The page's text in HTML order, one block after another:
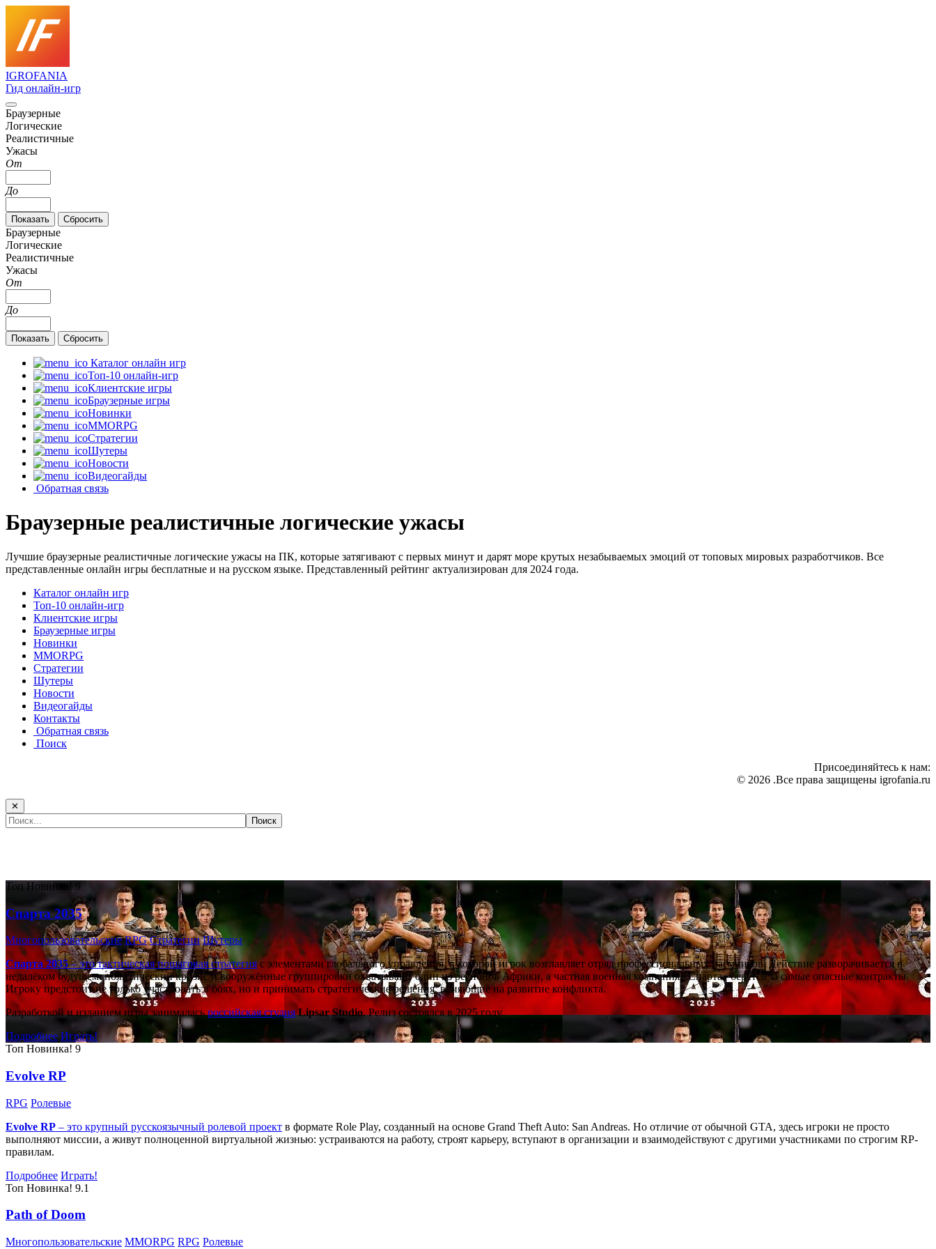
IGROFANIA
Гид онлайн-игр
Браузерные
Логические
Реалистичные
Ужасы
От
До
Браузерные
Логические
Реалистичные
Ужасы
От
До
Каталог онлайн игр
Топ-10 онлайн-игр
Клиентские игры
Браузерные игры
Новинки
MMORPG
Стратегии
Шутеры
Новости
Видеогайды
Обратная связь
Браузерные реалистичные логические ужасы
Лучшие браузерные реалистичные логические ужасы на ПК, которые затягивают с первых минут и дарят море крутых незабываемых эмоций от топовых мировых разработчиков. Все
представленные онлайн игры бесплатные и на русском языке. Представленный рейтинг актуализирован для 2024 года.
Каталог онлайн игр
Топ-10 онлайн-игр
Клиентские игры
Браузерные игры
Новинки
MMORPG
Стратегии
Шутеры
Новости
Видеогайды
Контакты
Обратная связь
Поиск
Присоединяйтесь к нам:
© 2026 .Все права защищены igrofania.ru
✕
Топ Новинка! 9
Спарта 2035
Многопользовательские RPG Стратегии Шутеры
Спарта 2035– это тактическаяпошаговая стратегияс элементами глобального управления, в которой игрок возглавляет отряд профессиональных наёмников. Действие разворачивается в
недалёком будущем: политический кризис и вооружённые группировки охватывают один из регионов Африки, а частная военная компания «Спарта» берётся за самые опасные контракты.
Игроку предстоит не только участвовать в боях, но и принимать стратегические решения, влияющие на развитие конфликта.
Разработкой и изданием игры занималасьроссийская студия Lipsar Studio. Релиз состоялся в 2025 году.
Подробнее Играть!
Топ Новинка! 9
Evolve RP
RPG Ролевые
Evolve RP – это крупный русскоязычный ролевой проект в формате Role Play, созданный на основе Grand Theft Auto: San Andreas. Но отличие от обычной GTA, здесь игроки не просто
выполняют миссии, а живут полноценной виртуальной жизнью: устраиваются на работу, строят карьеру, вступают в организации и взаимодействуют с другими участниками по строгим RP-
правилам.
Подробнее Играть!
Топ Новинка! 9.1
Path of Doom
Многопользовательские MMORPG RPG Ролевые